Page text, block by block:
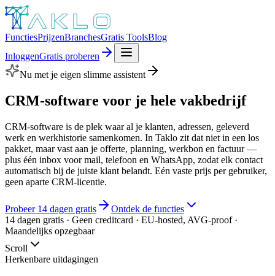
FunctiesPrijzenBranchesGratis ToolsBlog
InloggenGratis proberen
Nu met je eigen slimme assistent
CRM-software voor je hele vakbedrijf
CRM-software is de plek waar al je klanten, adressen, geleverd
werk en werkhistorie samenkomen. In Taklo zit dat niet in een los
pakket, maar vast aan je offerte, planning, werkbon en factuur —
plus één inbox voor mail, telefoon en WhatsApp, zodat elk contact
automatisch bij de juiste klant belandt. Eén vaste prijs per gebruiker,
geen aparte CRM-licentie.
Probeer 14 dagen gratis
Ontdek de functies
14 dagen gratis · Geen creditcard · EU-hosted, AVG-proof ·
Maandelijks opzegbaar
Scroll
Herkenbare uitdagingen